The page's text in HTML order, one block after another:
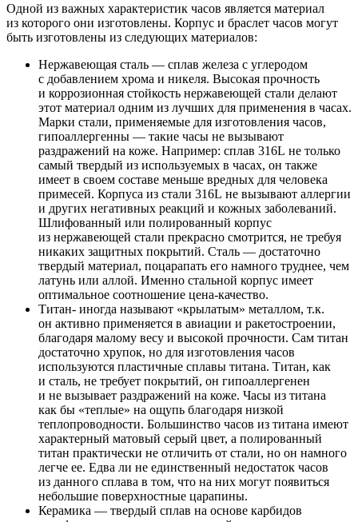
Одной из важных характеристик часов является материал
из которого они изготовлены. Корпус и браслет часов могут
быть изготовлены из следующих материалов:
Нержавеющая сталь — сплав железа с углеродом
с добавлением хрома и никеля. Высокая прочность
и коррозионная стойкость нержавеющей стали делают
этот материал одним из лучших для применения в часах.
Марки стали, применяемые для изготовления часов,
гипоаллергенны — такие часы не вызывают
раздражений на коже. Например: сплав 316L не только
самый твердый из используемых в часах, он также
имеет в своем составе меньше вредных для человека
примесей. Корпуса из стали 316L не вызывают аллергии
и других негативных реакций и кожных заболеваний.
Шлифованный или полированный корпус
из нержавеющей стали прекрасно смотрится, не требуя
никаких защитных покрытий. Сталь — достаточно
твердый материал, поцарапать его намного труднее, чем
латунь или аллой. Именно стальной корпус имеет
оптимальное соотношение цена-качество.
Титан- иногда называют «крылатым» металлом, т.к.
он активно применяется в авиации и ракетостроении,
благодаря малому весу и высокой прочности. Сам титан
достаточно хрупок, но для изготовления часов
используются пластичные сплавы титана. Титан, как
и сталь, не требует покрытий, он гипоаллергенен
и не вызывает раздражений на коже. Часы из титана
как бы «теплые» на ощупь благодаря низкой
теплопроводности. Большинство часов из титана имеют
характерный матовый серый цвет, а полированный
титан практически не отличить от стали, но он намного
легче ее. Едва ли не единственный недостаток часов
из данного сплава в том, что на них могут появиться
небольшие поверхностные царапины.
Керамика — твердый сплав на основе карбидов